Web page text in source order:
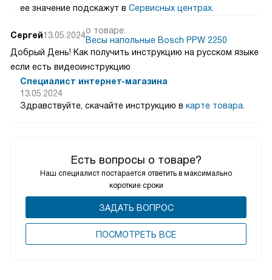
Есть вопросы о товаре?
Наш специалист постарается ответить в максимально
короткие сроки
ЗАДАТЬ ВОПРОС
ПОCМОТРЕТЬ ВСЕ
ее значение подскажут в Сервисных центрах
Сергей13.05.2024о товаре:
Весы напольные Bosch PPW 2250
Добрый День! Как получить инструкцию на русском языке
если есть видеоинструкцию
Специалист интернет-магазина
13.05.2024
Здравствуйте, скачайте инструкцию в карте товара